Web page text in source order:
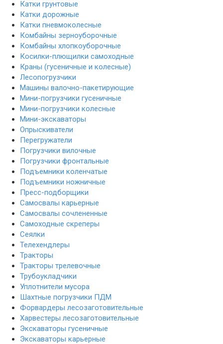
Катки грунтовые
Катки дорожные
Катки пневмоколесные
Комбайны зерноуборочные
Комбайны хлопкоуборочные
Косилки-плющилки самоходные
Краны (гусеничные и колесные)
Лесопогрузчики
Машины валочно-пакетирующие
Мини-погрузчики гусеничные
Мини-погрузчики колесные
Мини-экскаваторы
Опрыскиватели
Перегружатели
Погрузчики вилочные
Погрузчики фронтальные
Подъемники коленчатые
Подъемники ножничные
Пресс-подборщики
Самосвалы карьерные
Самосвалы сочлененные
Самоходные скреперы
Сеялки
Телехендлеры
Тракторы
Тракторы трелевочные
Трубоукладчики
Уплотнители мусора
Шахтные погрузчики ПДМ
Форвардеры лесозаготовительные
Харвестеры лесозаготовительные
Экскаваторы гусеничные
Экскаваторы карьерные